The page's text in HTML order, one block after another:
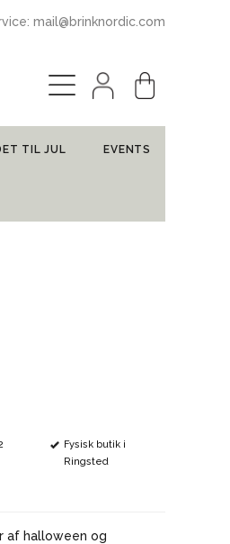
mail@brinknordic.com
TIL JUL EVENTS
Fysisk butik i
Ringsted
af halloween og